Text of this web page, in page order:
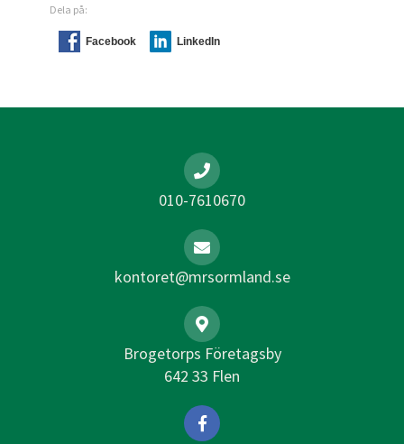
Dela på:
Facebook LinkedIn
010-7610670
kontoret@mrsormland.se
Brogetorps Företagsby
642 33 Flen